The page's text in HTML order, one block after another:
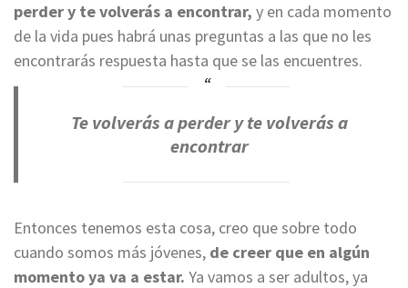
perder y te volverás a encontrar, y en cada momento
de la vida pues habrá unas preguntas a las que no les
encontrarás respuesta hasta que se las encuentres.
Te volverás a perder y te volverás a
encontrar
Entonces tenemos esta cosa, creo que sobre todo
cuando somos más jóvenes, de creer que en algún
momento ya va a estar. Ya vamos a ser adultos, ya